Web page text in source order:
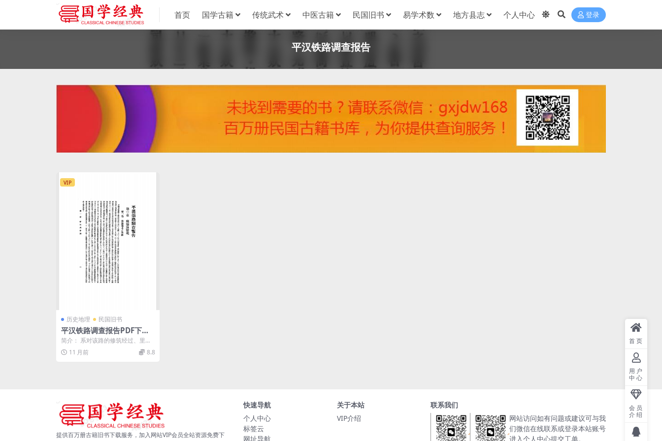
首页 国学古籍 传统武术 中医古籍 民国旧书 易学术数 地方县志 个人中心 登录
平汉铁路调查报告
VIP
历史地理 民国旧书
平汉铁路调查报告PDF下载,
民国平汉铁路研究史料
简介： 系对该路的修筑经过、里
程、路况、管理机关、员工组织、
设备经营、警卫及沿线...
11 月前 8.8
提供百万册古籍旧书下载服务，加入网站VIP会员全站资源免费下
快速导航
个人中心
标签云
网址导航
关于本站
VIP介绍
联系我们
网站访问如有问题或建议可与我
们微信在线联系或登录本站账号
进入个人中心提交工单。
首页
用户
中心
会员
介绍